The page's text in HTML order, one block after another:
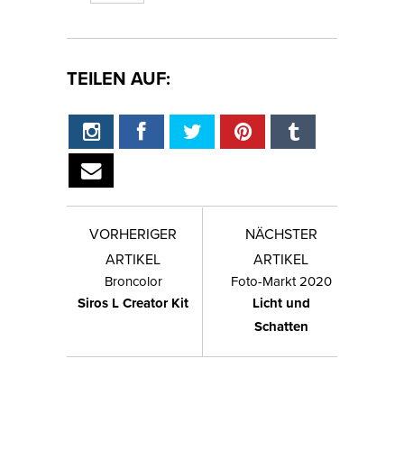
TEILEN AUF:
VORHERIGER
ARTIKEL
Broncolor
Siros L Creator Kit
NÄCHSTER
ARTIKEL
Foto-Markt 2020
Licht und
Schatten